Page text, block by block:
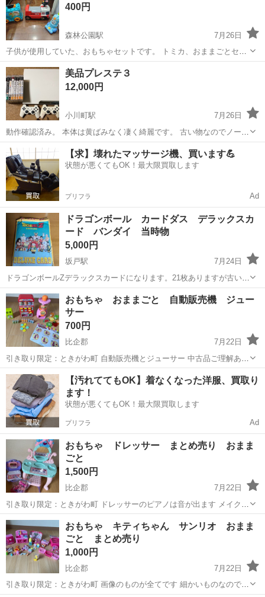
たのお仕事探しをし...
400円
森林公園駅
7月26日
子供が使用していた、おもちゃセットです。 トミカ、おままごとセッ
ト、子供掃除機
埼玉 比企郡 森林公園駅
美品プレステ３
12,000円
小川町駅
7月26日
動作確認済み。 本体は黄ばみなく凄く綺麗です。 古い物なのでノーク
レームで宜しくお願い致します。 ソフト無しは11,000円。
埼玉 比企郡 小川町駅 テレビゲーム プレステ3
【求】壊れたマッサージ機、買います💪
状態が悪くてもOK！最大限買取します
プリフラ Ad
ドラゴンボール カードダス デラックスカ
ード バンダイ 当時物
5,000円
坂戸駅
7月24日
ドラゴンボールZデラックスカードになります。21枚ありますが古い物
で詳しい事は忘れました。 封筒は破れているので状態が良くありませ
ん。 古い物になりますのでご理解ある方のみお願いします。 他にも出
品しておりますので取り下げす...
埼玉 比企郡 坂戸駅 カードゲーム
おもちゃ おままごと 自動販売機 ジュー
サー
700円
比企郡
7月22日
引き取り限定：ときがわ町 自動販売機とジューサー 中古品ご理解ある
方よろしくお願いします( ⁎ᵕᴗᵕ⁎ ) ジューサーは上のボタンを押すと中
に入れたフルーツがクルクル回ります 自動販売機は上の蓋が本当はく
っついていたの...
埼玉 比企郡 おもちゃ 自動販売機
【汚れててもOK】着なくなった洋服、買取り
ます！
状態が悪くてもOK！最大限買取します
プリフラ Ad
おもちゃ ドレッサー まとめ売り おまま
ごと
1,500円
比企郡
7月22日
引き取り限定：ときがわ町 ドレッサーのピアノは音が出ます メイク系
の小物たくさんあります 中古品ご理解ある方よろしくお願いします(
⁎ᵕᴗᵕ⁎ )
埼玉 比企郡 おもちゃ よろしくお願いします
おもちゃ キティちゃん サンリオ おまま
ごと まとめ売り
1,000円
比企郡
7月22日
引き取り限定：ときがわ町 画像のものが全てです 細かいものなので紛